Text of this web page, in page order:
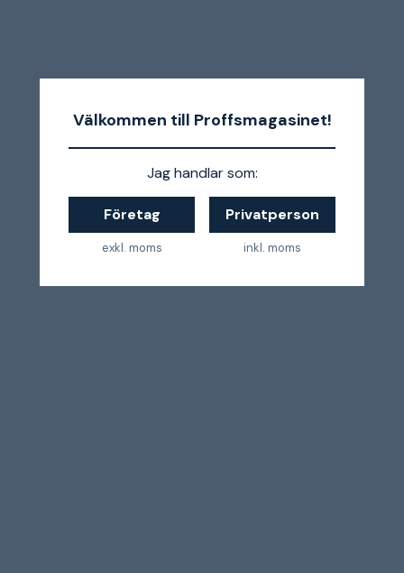
Välkommen till Proffsmagasinet!
Jag handlar som:
Företag
exkl. moms
Privatperson
inkl. moms